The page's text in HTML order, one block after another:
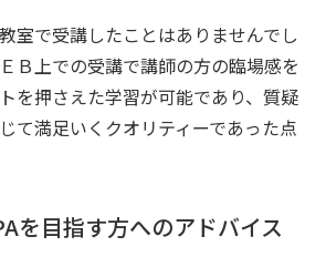
室で受講したことはありませんでし
Ｂ上での受講で講師の方の臨場感を
を押さえた学習が可能であり、質疑
て満足いくクオリティーであった点
を目指す方へのアドバイス